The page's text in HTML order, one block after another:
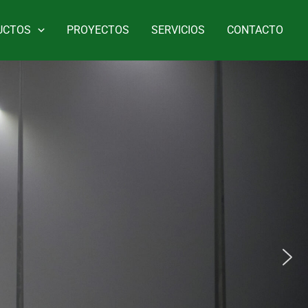
PROYECTOS SERVICIOS CONTACTO